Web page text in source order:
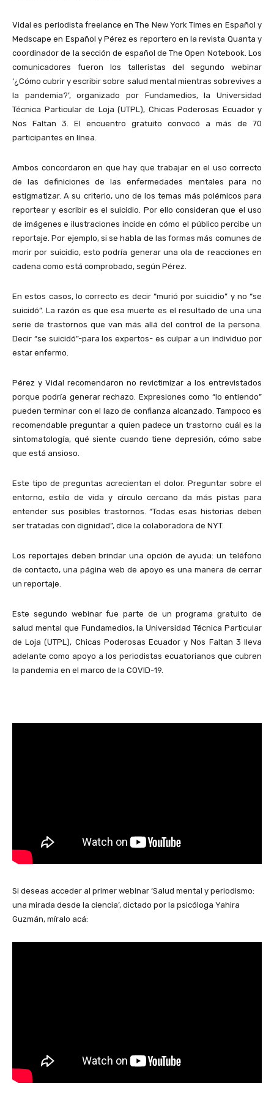
Vidal es periodista freelance en The New York Times en Español y
Medscape en Español y Pérez es reportero en la revista Quanta y
coordinador de la sección de español de The Open Notebook . Los
comunicadores fueron los talleristas del segundo webinar
‘¿Cómo cubrir y escribir sobre salud mental mientras sobrevives a
la pandemia?’, organizado por Fundamedios, la Universidad
Técnica Particular de Loja (UTPL), Chicas Poderosas Ecuador y
Nos Faltan 3. El encuentro gratuito convocó a más de 70
participantes en línea.
Ambos concordaron en que hay que trabajar en el uso correcto
de las definiciones de las enfermedades mentales para no
estigmatizar. A su criterio, uno de los temas más polémicos para
reportear y escribir es el suicidio. Por ello consideran que el uso
de imágenes e ilustraciones incide en cómo el público percibe un
reportaje. Por ejemplo, si se habla de las formas más comunes de
morir por suicidio, esto podría generar una ola de reacciones en
cadena como está comprobado, según Pérez.
En estos casos, lo correcto es decir “murió por suicidio” y no “se
suicidó”. La razón es que esa muerte es el resultado de una una
serie de trastornos que van más allá del control de la persona.
Decir “se suicidó”-para los expertos- es culpar a un individuo por
estar enfermo.
Pérez y Vidal recomendaron no revictimizar a los entrevistados
porque podría generar rechazo. Expresiones como “lo entiendo”
pueden terminar con el lazo de confianza alcanzado. Tampoco es
recomendable preguntar a quien padece un trastorno cuál es la
sintomatología, qué siente cuando tiene depresión, cómo sabe
que está ansioso.
Este tipo de preguntas acrecientan el dolor. Preguntar sobre el
entorno, estilo de vida y círculo cercano da más pistas para
entender sus posibles trastornos. “Todas esas historias deben
ser tratadas con dignidad”, dice la colaboradora de NYT.
Los reportajes deben brindar una opción de ayuda: un teléfono
de contacto, una página web de apoyo es una manera de cerrar
un reportaje.
Este segundo webinar fue parte de un programa gratuito de
salud mental que Fundamedios, la Universidad Técnica Particular
de Loja (UTPL), Chicas Poderosas Ecuador y Nos Faltan 3 lleva
adelante como apoyo a los periodistas ecuatorianos que cubren
la pandemia en el marco de la COVID-19.
Si deseas acceder al primer webinar ‘Salud mental y periodismo:
una mirada desde la ciencia’, dictado por la psicóloga Yahira
Guzmán, míralo acá: